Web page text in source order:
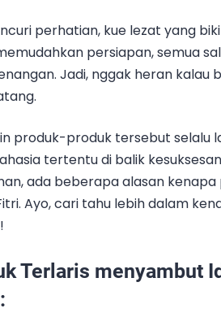
perhatian, kue lezat yang
persiapan, semua
Jadi, nggak heran kalau
produk-produk tersebut selalu
tertentu di balik
ada beberapa alasan
Ayo, cari tahu lebih dalam
Terlaris menyambut